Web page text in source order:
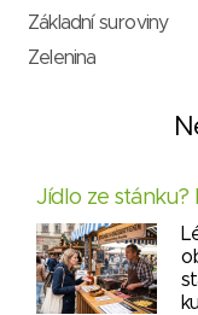
Základní suroviny
Zelenina
Jídlo ze stánku?